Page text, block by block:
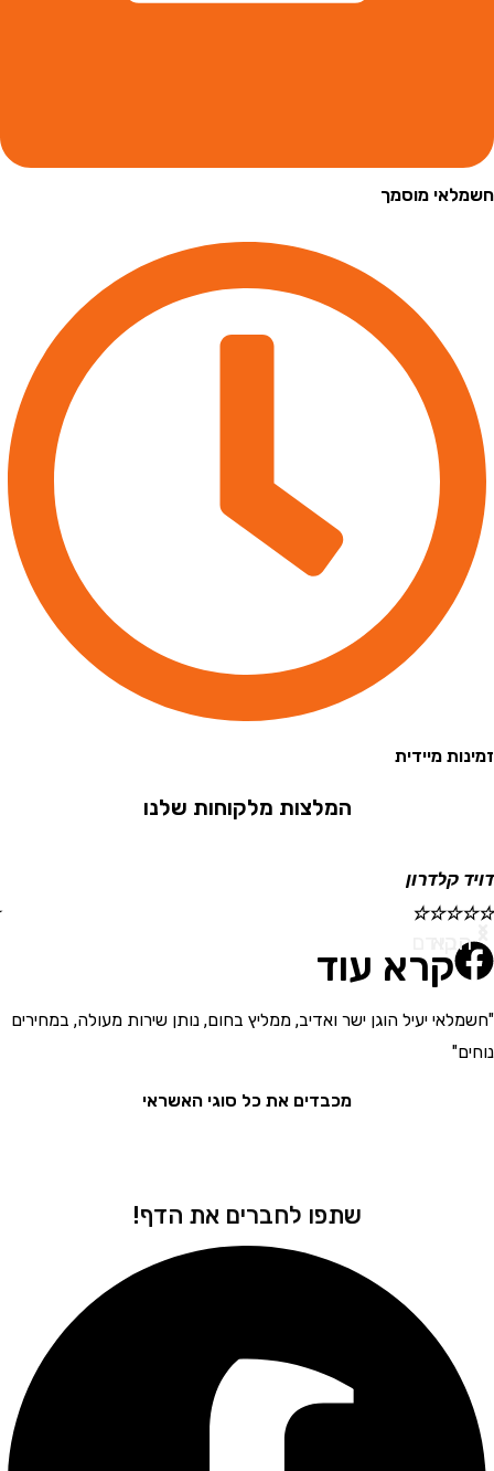
מוסמך
מיידית
המלצות מלקוחות שלנו
☆
☆
קרא עוד
יעיל הוגן ישר ואדיב, ממליץ בחום, נותן שירות מעולה, במחירים
מכבדים את כל סוגי האשראי
שתפו לחברים את הדף!